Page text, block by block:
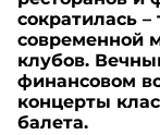
сократилась –
современной
клубов.
финансовом
концерты
балета.